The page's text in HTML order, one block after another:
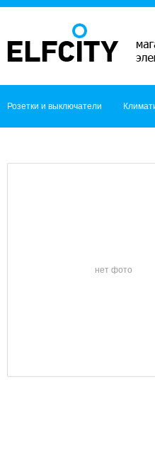
Розетки и выключатели
нет фото